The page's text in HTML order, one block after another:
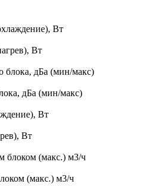
Вт
Вт
блока, дБа (мин/макс)
дБа (мин/макс)
Вт
Вт
блоком (макс.) м3/ч
(макс.) м3/ч